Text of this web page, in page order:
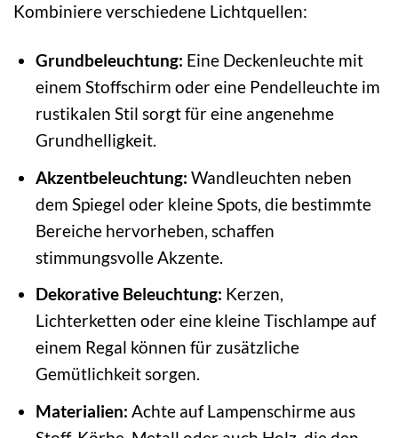
Kombiniere verschiedene Lichtquellen:
Grundbeleuchtung: Eine Deckenleuchte mit
einem Stoffschirm oder eine Pendelleuchte im
rustikalen Stil sorgt für eine angenehme
Grundhelligkeit.
Akzentbeleuchtung: Wandleuchten neben
dem Spiegel oder kleine Spots, die bestimmte
Bereiche hervorheben, schaffen
stimmungsvolle Akzente.
Dekorative Beleuchtung: Kerzen,
Lichterketten oder eine kleine Tischlampe auf
einem Regal können für zusätzliche
Gemütlichkeit sorgen.
Materialien: Achte auf Lampenschirme aus